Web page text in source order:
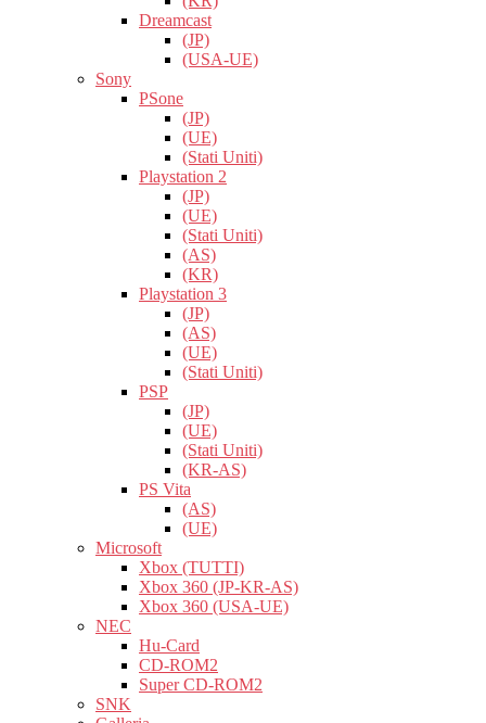
Dreamcast
(JP)
(USA-UE)
Sony
PSone
(JP)
(UE)
(Stati Uniti)
Playstation 2
(JP)
(UE)
(Stati Uniti)
(AS)
(KR)
Playstation 3
(JP)
(AS)
(UE)
(Stati Uniti)
PSP
(JP)
(UE)
(Stati Uniti)
(KR-AS)
PS Vita
(AS)
(UE)
Microsoft
Xbox (TUTTI)
Xbox 360 (JP-KR-AS)
Xbox 360 (USA-UE)
NEC
Hu-Card
CD-ROM2
Super CD-ROM2
SNK